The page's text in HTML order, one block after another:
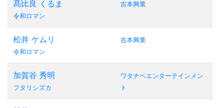
髙比良 くるま
令和ロマン
吉本興業
松井 ケムリ
令和ロマン
吉本興業
加賀谷 秀明
フタリシズカ
ワタナベエンターテインメン
ト